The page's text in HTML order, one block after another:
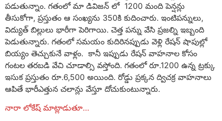
పడుతున్నాం. గతంలో మా డివిజన్ లో 1200 మంది పెన్షన్లు
తీసుకోగా, ప్రస్తుతం ఆ సంఖ్యను 350కి కుదించారు. ఇంటిపన్నులు,
విద్యుత్ బిల్లులు భారీగా పెరిగాయి. చెత్త పన్ను వేసి ప్రజల్ని ఇబ్బంది
పెడుతున్నారు. గతంలో సమయం కుదిరినప్పుడు వెళ్లి రేషన్ షాపుల్లో
బియ్యం తెచ్చుకునే వాళ్లం. కానీ ఇప్పుడు రేషన్ వాహనాల కోసం
గంటల తరబడి వేచి చూడాల్సి వస్తోంది. గతంలో రూ.1200 ఉన్న ట్రక్కు
ఇసుక ప్రస్తుతం రూ.6,500 అయింది. రోడ్డు ప్రక్కన ద్విచక్ర వాహనాలు
ఆపితే భారీఎత్తున చలాన్లు వేస్తూ దోచుకుంటున్నారు.
నారా లోకేష్ మాట్లాడుతూ…